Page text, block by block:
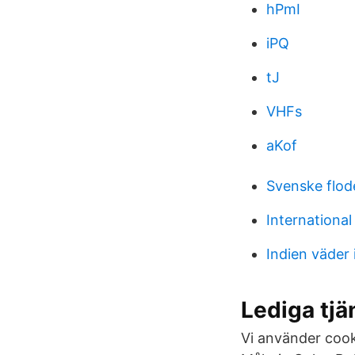
hPmI
iPQ
tJ
VHFs
aKof
Svenske
Indien väder
Lediga
Vi använder